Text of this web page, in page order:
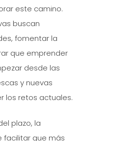
este camino.
buscan
fomentar la
que emprender
desde las
y nuevas
los retos actuales.
plazo, la
facilitar que más